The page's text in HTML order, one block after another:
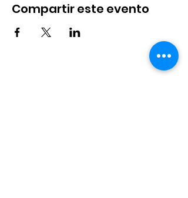
Compartir este evento